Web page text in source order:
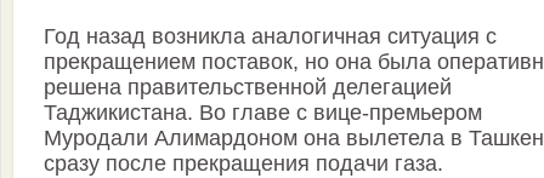
Год назад возникла аналогичная ситуация с
прекращением поставок, но она была
решена правительственной делегацией
Таджикистана. Во главе с вице-премьером
Муродали Алимардоном она вылетела в
сразу после прекращения подачи газа.